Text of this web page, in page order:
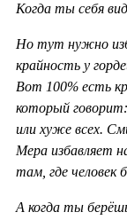
Когда ты себя
Но тут нужно
крайность у
Вот 100% есть
который
или хуже всех.
Мера избавляет
там, где человек
А когда ты